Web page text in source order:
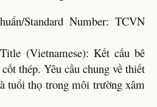
Standard Number: TCVN
(Vietnamese): Kết cấu bê
thép. Yêu cầu chung về thiết
tuổi thọ trong môi trường xâm